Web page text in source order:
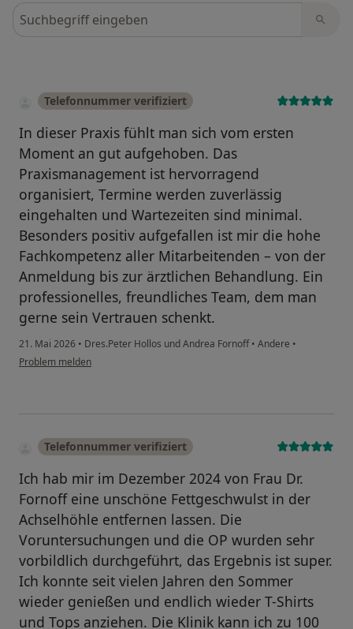
Bewertungen durchsuchen
Telefonnummer verifiziert
In dieser Praxis fühlt man sich vom ersten
Moment an gut aufgehoben. Das
Praxismanagement ist hervorragend
organisiert, Termine werden zuverlässig
eingehalten und Wartezeiten sind minimal.
Besonders positiv aufgefallen ist mir die hohe
Fachkompetenz aller Mitarbeitenden – von der
Anmeldung bis zur ärztlichen Behandlung. Ein
professionelles, freundliches Team, dem man
gerne sein Vertrauen schenkt.
21. Mai 2026 • Dres.Peter Hollos und Andrea Fornoff• Andere •
Problem melden
Telefonnummer verifiziert
Ich hab mir im Dezember 2024 von Frau Dr.
Fornoff eine unschöne Fettgeschwulst in der
Achselhöhle entfernen lassen. Die
Voruntersuchungen und die OP wurden sehr
vorbildlich durchgeführt, das Ergebnis ist super.
Ich konnte seit vielen Jahren den Sommer
wieder genießen und endlich wieder T-Shirts
und Tops anziehen. Die Klinik kann ich zu 100